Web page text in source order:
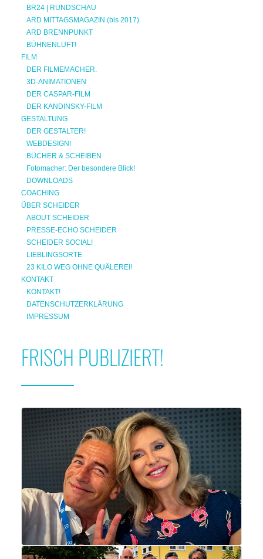
BR24 | RUNDSCHAU
ARD MITTAGSMAGAZIN (bis 2017)
ARD BRENNPUNKT
BÜHNENLUFT!
FILM
DER FILMEMACHER.
3D-ANIMATIONEN
DER CASPAR-FILM
DER KANDINSKY-FILM
GESTALTUNG
DER GESTALTER!
WEBDESIGN!
BÜCHER & SCHEIBEN
Fotomacher: Der besondere Blick!
DOWNLOADS
COACHING
ÜBER SCHEIDER
ABOUT SCHEIDER
PRESSE-ECHO SCHEIDER
SCHEIDER SOCIAL!
LIEBLINGSORTE
23 KILO WEG OHNE QUÄLEREI!
KONTAKT
KONTAKT!
DATENSCHUTZERKLÄRUNG
IMPRESSUM
FRISCH PUBLIZIERT!